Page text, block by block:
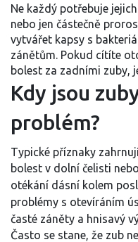
Ne každý potřebuje
nebo jen částečně
vytvářet kapsy s
zánětům. Pokud cítíte
bolest za zadními zuby,
Kdy jsou
problém?
Typické příznaky
bolest v dolní čelisti
otékání dásní kolem
problémy s otevíráním
časté záněty a hnisavý
Často se stane, že zub